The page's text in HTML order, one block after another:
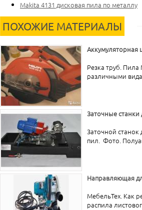
Makita 4131 дисковая пила по металлу
ПОХОЖИЕ МАТЕРИАЛЫ
Аккумуляторная
Резка труб.
различными
Заточные
Заточной
пил. Фото.
Направляющая
МебельТех. Как
распила